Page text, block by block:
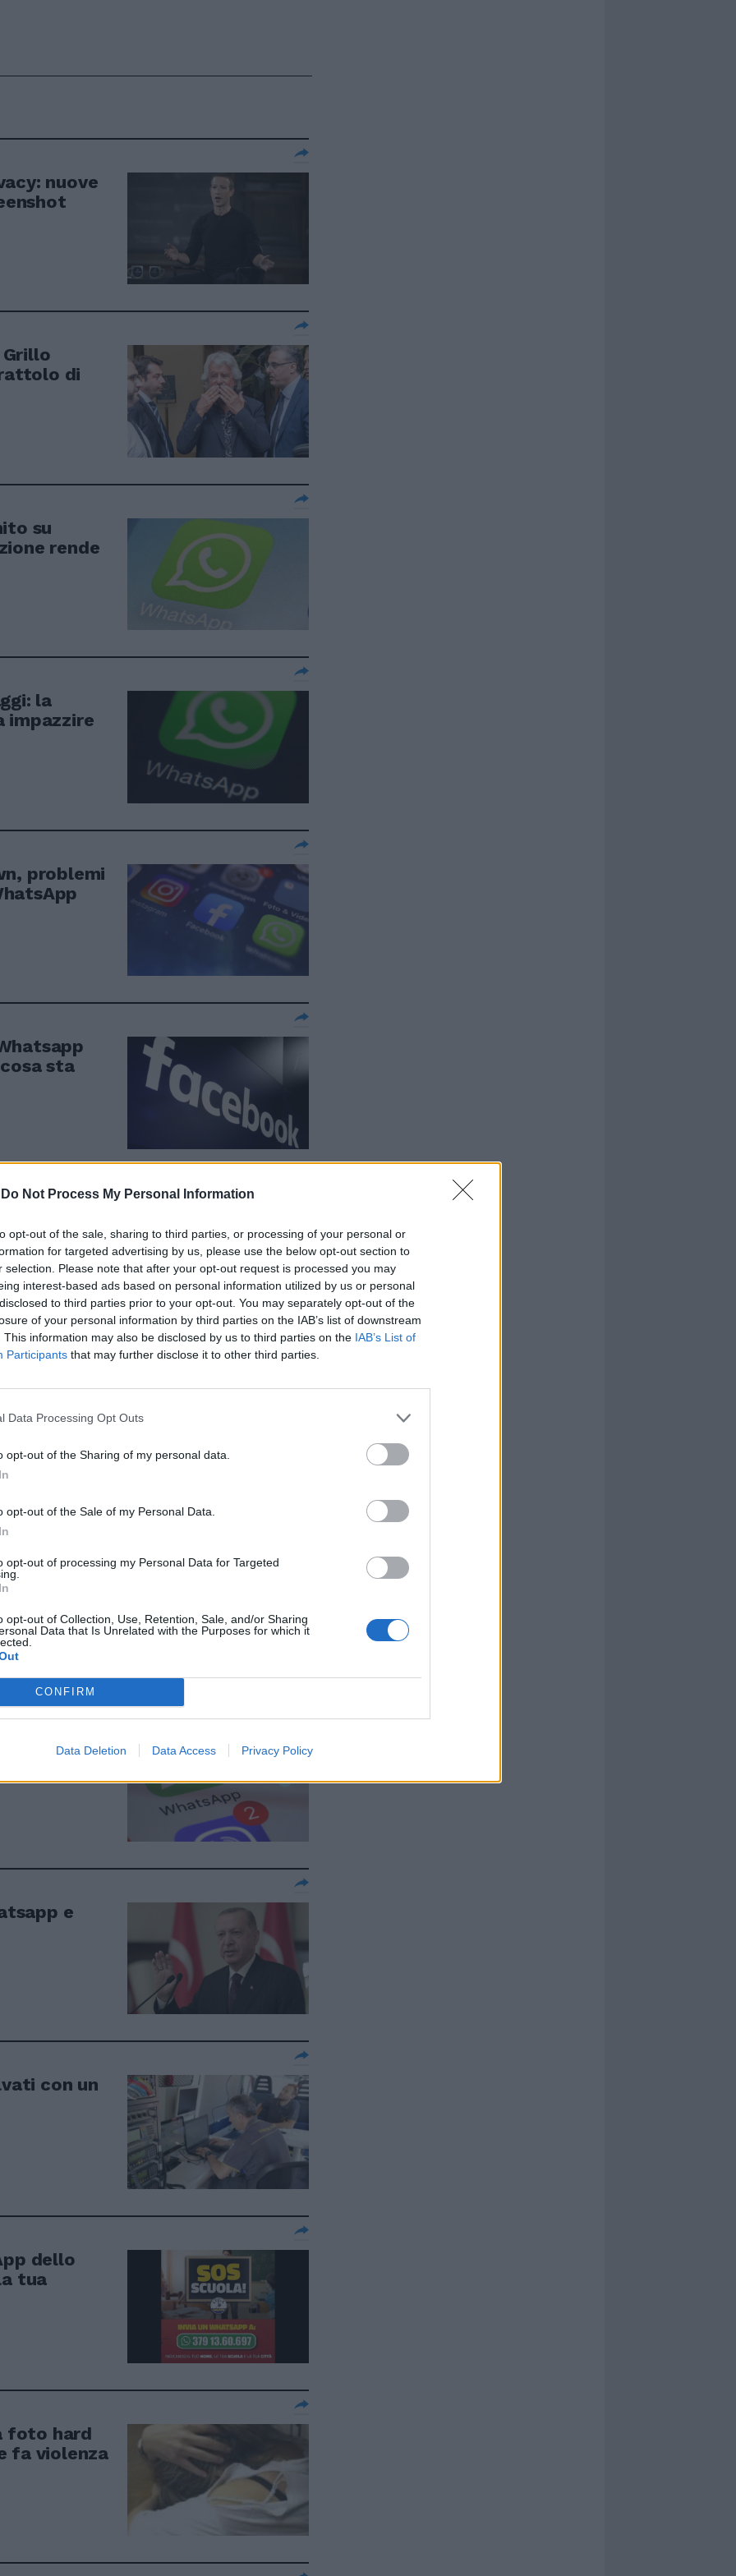
Do Not Process My Personal Information
opt-out of the sale, sharing to third parties, or processing of your personal or
for targeted advertising by us, please use the below opt-out section to
selection. Please note that after your opt-out request is processed you may
interest-based ads based on personal information utilized by us or personal
to third parties prior to your opt-out. You may separately opt-out of the
of your personal information by third parties on the IAB’s list of downstream
This information may also be disclosed by us to third parties on the IAB’s List of
Participants that may further disclose it to other third parties.
Data Processing Opt Outs
opt-out of the Sharing of my personal data.
opt-out of the Sale of my Personal Data.
opt-out of processing my Personal Data for Targeted
opt-out of Collection, Use, Retention, Sale, and/or Sharing
Data that Is Unrelated with the Purposes for which it
CONFIRM
Data Deletion Data Access Privacy Policy
nuove
di
su
rende
la
impazzire
problemi
sta
per
di
scaricare
i soldi.
il
e
con un
dello
tua
foto hard
fa violenza